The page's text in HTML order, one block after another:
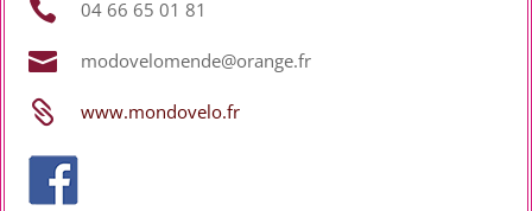
 04 66 65 01 81
 modovelomende@orange.fr
 www.mondovelo.fr